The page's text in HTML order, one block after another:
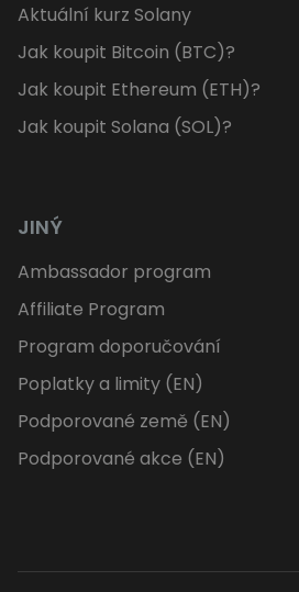
Aktuální kurz Solany
Jak koupit Bitcoin (BTC)?
Jak koupit Ethereum (ETH)?
Jak koupit Solana (SOL)?
JINÝ
Ambassador program
Affiliate Program
Program doporučování
Poplatky a limity (EN)
Podporované země (EN)
Podporované akce (EN)